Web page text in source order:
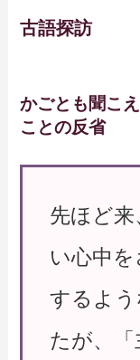
古語探訪
かごとも聞こ
ことの反省
先ほど
い心中
するよ
たが、